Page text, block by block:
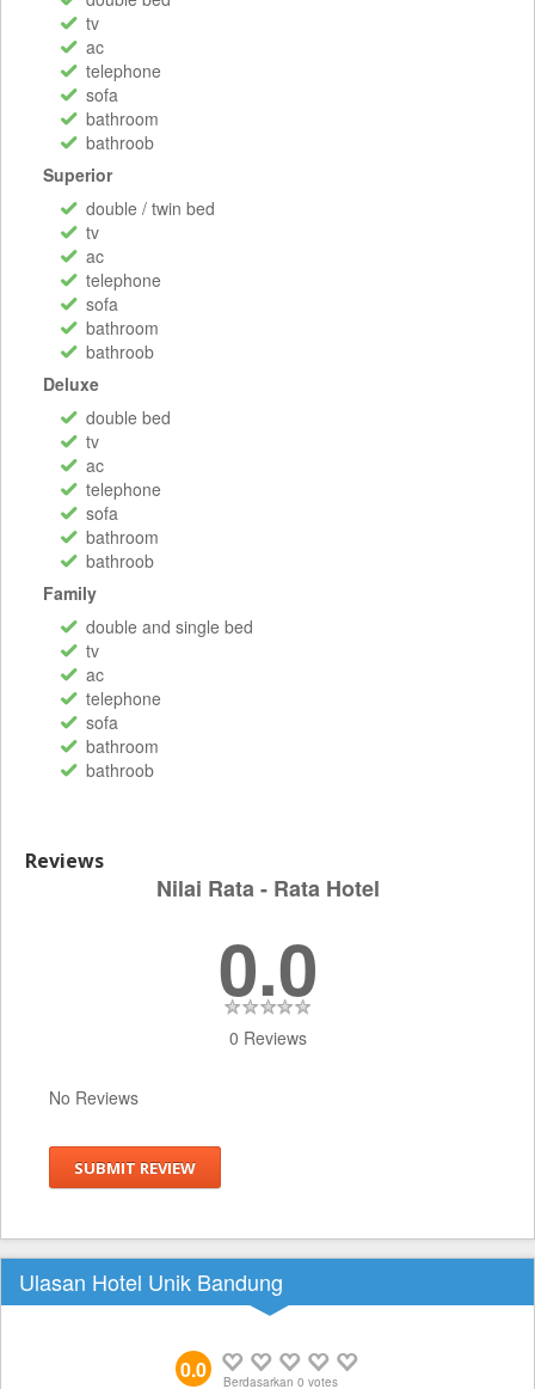
tv
ac
telephone
sofa
bathroom
bathroob
Superior
double / twin bed
tv
ac
telephone
sofa
bathroom
bathroob
Deluxe
double bed
tv
ac
telephone
sofa
bathroom
bathroob
Family
double and single bed
tv
ac
telephone
sofa
bathroom
bathroob
Reviews
Nilai Rata - Rata Hotel
0.0
0 Reviews
No Reviews
SUBMIT REVIEW
Ulasan Hotel Unik Bandung
0.0 Berdasarkan 0 votes